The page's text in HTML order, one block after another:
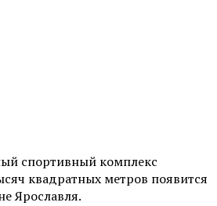
спортивный комплекс
квадратных метров появится
Ярославля.